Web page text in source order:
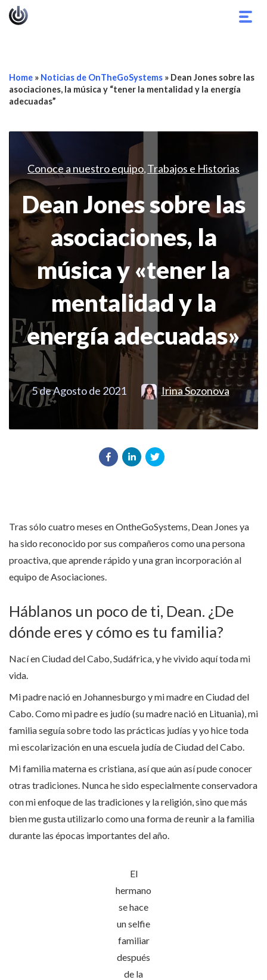
Home » Noticias de OnTheGoSystems » Dean Jones sobre las
asociaciones, la música y “tener la mentalidad y la energía
adecuadas”
Conoce a nuestro equipo, Trabajos e Historias
Dean Jones sobre las
asociaciones, la
música y «tener la
mentalidad y la
energía adecuadas»
5 de Agosto de 2021 Irina Sozonova
Tras sólo cuatro meses en OntheGoSystems, Dean Jones ya
ha sido reconocido por sus compañeros como una persona
proactiva, que aprende rápido y una gran incorporación al
equipo de Asociaciones.
Háblanos un poco de ti, Dean. ¿De
dónde eres y cómo es tu familia?
Nací en Ciudad del Cabo, Sudáfrica, y he vivido aquí toda mi
vida.
Mi padre nació en Johannesburgo y mi madre en Ciudad del
Cabo. Como mi padre es judío (su madre nació en Lituania), mi
familia seguía sobre todo las prácticas judías y yo hice toda
mi escolarización en una escuela judía de Ciudad del Cabo.
Mi familia materna es cristiana, así que aún así pude conocer
otras tradiciones. Nunca he sido especialmente conservadora
con mi enfoque de las tradiciones y la religión, sino que más
bien me gusta utilizarlo como una forma de reunir a la familia
durante las épocas importantes del año.
El
hermano
se hace
un selfie
familiar
después
de la